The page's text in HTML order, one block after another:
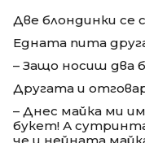
Две блондинки се
Едната пита
– Защо носиш два
Другата и
– Днес майка ми
букет! А